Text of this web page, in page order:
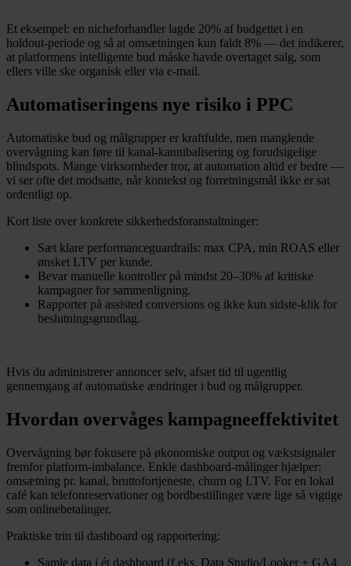
Et eksempel: en nicheforhandler lagde 20% af budgettet i en
holdout-periode og så at omsætningen kun faldt 8% — det indikerer,
at platformens intelligente bud måske havde overtaget salg, som
ellers ville ske organisk eller via e-mail.
Automatiseringens nye risiko i PPC
Automatiske bud og målgrupper er kraftfulde, men manglende
overvågning kan føre til kanal-kannibalisering og forudsigelige
blindspots. Mange virksomheder tror, at automation altid er bedre —
vi ser ofte det modsatte, når kontekst og forretningsmål ikke er sat
ordentligt op.
Kort liste over konkrete sikkerhedsforanstaltninger:
Sæt klare performanceguardrails: max CPA, min ROAS eller
ønsket LTV per kunde.
Bevar manuelle kontroller på mindst 20–30% af kritiske
kampagner for sammenligning.
Rapporter på assisted conversions og ikke kun sidste-klik for
beslutningsgrundlag.
Hvis du administrerer annoncer selv, afsæt tid til ugentlig
gennemgang af automatiske ændringer i bud og målgrupper.
Hvordan overvåges kampagneeffektivitet
Overvågning bør fokusere på økonomiske output og vækstsignaler
fremfor platform-imbalance. Enkle dashboard-målinger hjælper:
omsætning pr. kanal, bruttofortjeneste, churn og LTV. For en lokal
café kan telefonreservationer og bordbestillinger være lige så vigtige
som onlinebetalinger.
Praktiske trin til dashboard og rapportering:
Samle data i ét dashboard (f.eks. Data Studio/Looker + GA4